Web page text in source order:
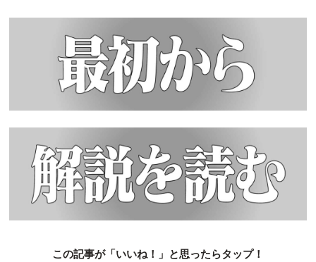
この記事が「いいね！」と思ったらタップ！